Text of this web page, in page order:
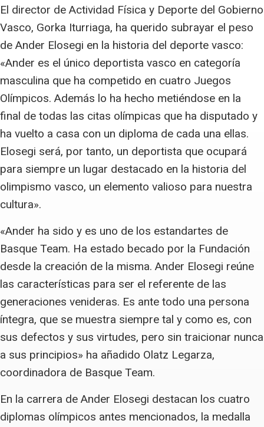
El director de Actividad Física y Deporte del Gobierno
Vasco, Gorka Iturriaga, ha querido subrayar el peso
de Ander Elosegi en la historia del deporte vasco:
«Ander es el único deportista vasco en categoría
masculina que ha competido en cuatro Juegos
Olímpicos. Además lo ha hecho metiéndose en la
final de todas las citas olímpicas que ha disputado y
ha vuelto a casa con un diploma de cada una ellas.
Elosegi será, por tanto, un deportista que ocupará
para siempre un lugar destacado en la historia del
olimpismo vasco, un elemento valioso para nuestra
cultura».
«Ander ha sido y es uno de los estandartes de
Basque Team. Ha estado becado por la Fundación
desde la creación de la misma. Ander Elosegi reúne
las características para ser el referente de las
generaciones venideras. Es ante todo una persona
íntegra, que se muestra siempre tal y como es, con
sus defectos y sus virtudes, pero sin traicionar nunca
a sus principios» ha añadido Olatz Legarza,
coordinadora de Basque Team.
En la carrera de Ander Elosegi destacan los cuatro
diplomas olímpicos antes mencionados, la medalla